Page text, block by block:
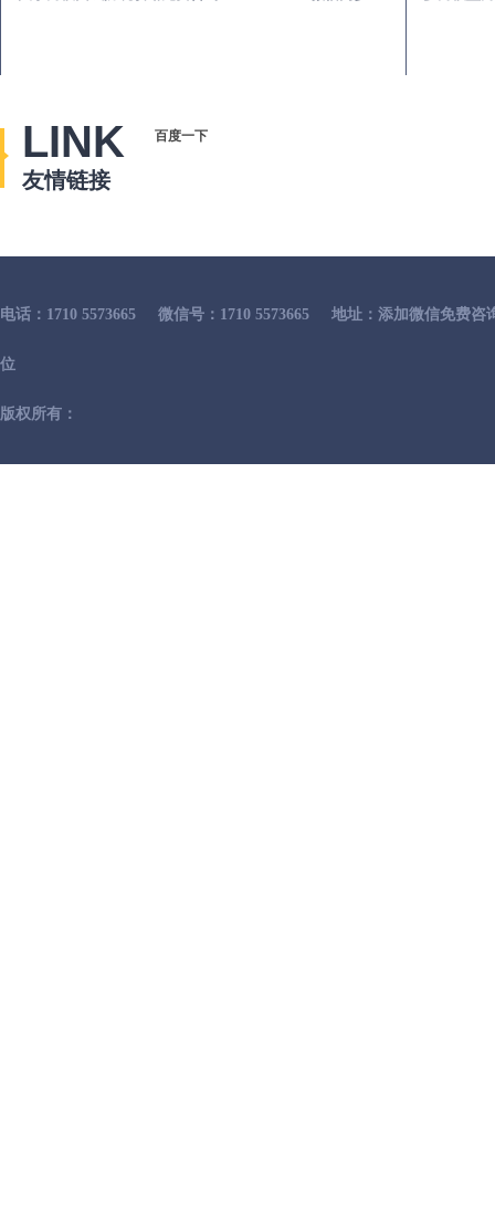
LINK
友情链接
百度一下
电话：1710 5573665 微信号：1710 5573665 地址：添加微信免费咨
位
版权所有：